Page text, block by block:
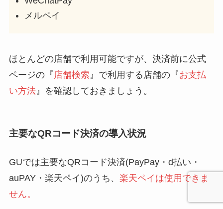
メルペイ
ほとんどの店舗で利用可能ですが、決済前に公式
ページの『 店舗検索』で利用する店舗の『お支払
い方法』を確認しておきましょう。
主要なQRコード決済の導入状況
GUでは主要なQRコード決済(PayPay・d払い・
auPAY・楽天ペイ)のうち、 楽天ペイは使用できま
せん。